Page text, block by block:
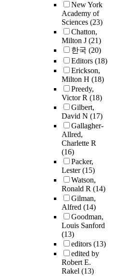
New York
Academy of
Sciences (23)
Chatton,
Milton J (21)
한국 (20)
Editors (18)
Erickson,
Milton H (18)
Preedy,
Victor R (18)
Gilbert,
David N (17)
Gallagher-
Allred,
Charlette R
(16)
Packer,
Lester(15)
Watson,
Ronald R (14)
Gilman,
Alfred (14)
Goodman,
Louis Sanford
(13)
editors (13)
edited by
Robert E.
Rakel (13)